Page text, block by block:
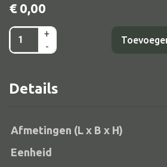
Kinderstoel
Kruk
Stoel overig
Bank gestoffeerd
Bank hout
€ 0,00
IJzeren
pot
25x25x30
+
-
Details
Afmetingen (L x B x H)
Eenheid